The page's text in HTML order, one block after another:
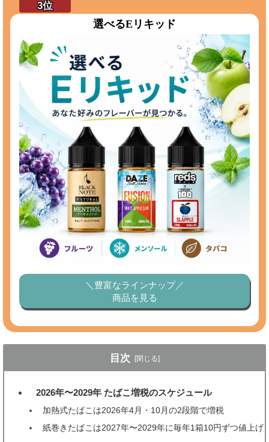
選べるEリキッド
＼豊富なラインナップ／
商品を見る
目次 [閉じる]
2026年〜2029年 たばこ増税のスケジュール
加熱式たばこは2026年4月・10月の2段階で増税
紙巻きたばこは2027年〜2029年に毎年1箱10円ずつ値上げ